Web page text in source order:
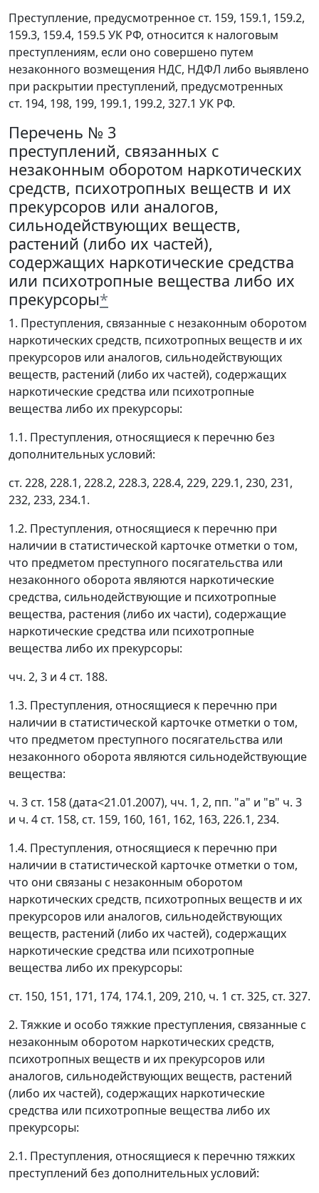
Преступление, предусмотренное ст. 159, 159.1, 159.2,
159.3, 159.4, 159.5 УК РФ, относится к налоговым
преступлениям, если оно совершено путем
незаконного возмещения НДС, НДФЛ либо выявлено
при раскрытии преступлений, предусмотренных
ст. 194, 198, 199, 199.1, 199.2, 327.1 УК РФ.
Перечень № 3
преступлений, связанных с
незаконным оборотом наркотических
средств, психотропных веществ и их
прекурсоров или аналогов,
сильнодействующих веществ,
растений (либо их частей),
содержащих наркотические средства
или психотропные вещества либо их
прекурсоры*
1. Преступления, связанные с незаконным оборотом
наркотических средств, психотропных веществ и их
прекурсоров или аналогов, сильнодействующих
веществ, растений (либо их частей), содержащих
наркотические средства или психотропные
вещества либо их прекурсоры:
1.1. Преступления, относящиеся к перечню без
дополнительных условий:
ст. 228, 228.1, 228.2, 228.3, 228.4, 229, 229.1, 230, 231,
232, 233, 234.1.
1.2. Преступления, относящиеся к перечню при
наличии в статистической карточке отметки о том,
что предметом преступного посягательства или
незаконного оборота являются наркотические
средства, сильнодействующие и психотропные
вещества, растения (либо их части), содержащие
наркотические средства или психотропные
вещества либо их прекурсоры:
чч. 2, 3 и 4 ст. 188.
1.3. Преступления, относящиеся к перечню при
наличии в статистической карточке отметки о том,
что предметом преступного посягательства или
незаконного оборота являются сильнодействующие
вещества:
ч. 3 ст. 158 (дата<21.01.2007), чч. 1, 2, пп. "а" и "в" ч. 3
и ч. 4 ст. 158, ст. 159, 160, 161, 162, 163, 226.1, 234.
1.4. Преступления, относящиеся к перечню при
наличии в статистической карточке отметки о том,
что они связаны с незаконным оборотом
наркотических средств, психотропных веществ и их
прекурсоров или аналогов, сильнодействующих
веществ, растений (либо их частей), содержащих
наркотические средства или психотропные
вещества либо их прекурсоры:
ст. 150, 151, 171, 174, 174.1, 209, 210, ч. 1 ст. 325, ст. 327.
2. Тяжкие и особо тяжкие преступления, связанные с
незаконным оборотом наркотических средств,
психотропных веществ и их прекурсоров или
аналогов, сильнодействующих веществ, растений
(либо их частей), содержащих наркотические
средства или психотропные вещества либо их
прекурсоры:
2.1. Преступления, относящиеся к перечню тяжких
преступлений без дополнительных условий: